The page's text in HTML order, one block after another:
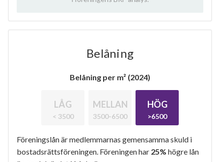
Belåning
Belåning per m² (2024)
LÅG
< 3500
MELLAN
3500-6500
HÖG
>6500
Föreningslån är medlemmarnas gemensamma skuld i
bostadsrättsföreningen. Föreningen har 25% högre lån